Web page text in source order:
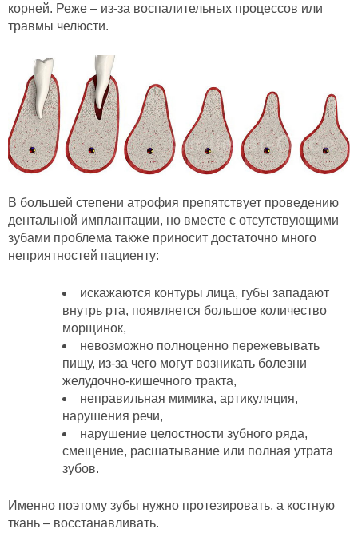
корней. Реже – из-за воспалительных процессов или
травмы челюсти.
В большей степени атрофия препятствует проведению
дентальной имплантации, но вместе с отсутствующими
зубами проблема также приносит достаточно много
неприятностей пациенту:
искажаются контуры лица, губы западают
внутрь рта, появляется большое количество
морщинок,
невозможно полноценно пережевывать
пищу, из-за чего могут возникать болезни
желудочно-кишечного тракта,
неправильная мимика, артикуляция,
нарушения речи,
нарушение целостности зубного ряда,
смещение, расшатывание или полная утрата
зубов.
Именно поэтому зубы нужно протезировать, а костную
ткань – восстанавливать.